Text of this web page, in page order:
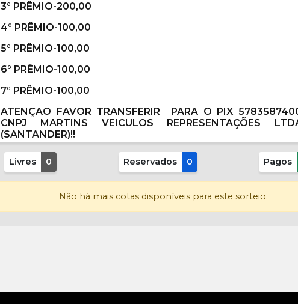
3° PRÊMIO-200,00
4° PRÊMIO-100,00
5° PRÊMIO-100,00
6° PRÊMIO-100,00
7° PRÊMIO-100,00
ATENÇAO FAVOR TRANSFERIR PARA O PIX
CNPJ MARTINS VEICULOS REPRESENTAÇÕES
(SANTANDER)!!
Livres 0 Reservados 0 Pagos
Não há mais cotas disponíveis para este sorteio.